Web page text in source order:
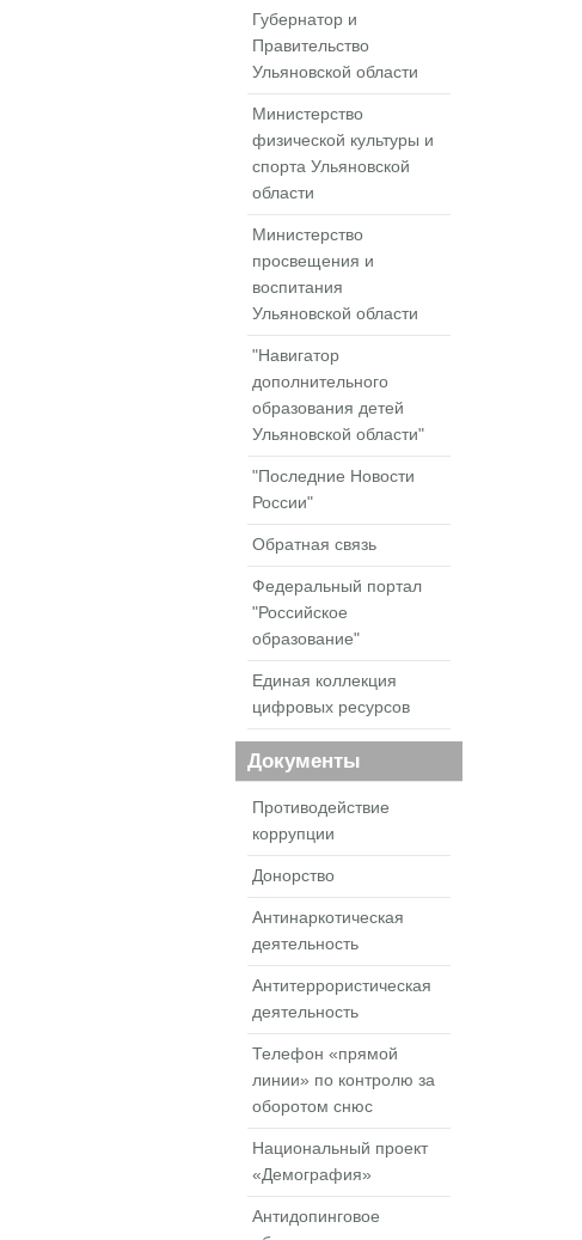
Губернатор и
Правительство
Ульяновской области
Министерство
физической культуры и
спорта Ульяновской
области
Министерство
просвещения и
воспитания
Ульяновской области
"Навигатор
дополнительного
образования детей
Ульяновской области"
"Последние Новости
России"
Обратная связь
Федеральный портал
"Российское
образование"
Единая коллекция
цифровых ресурсов
Документы
Противодействие
коррупции
Донорство
Антинаркотическая
деятельность
Антитеррористическая
деятельность
Телефон «прямой
линии» по контролю за
оборотом снюс
Национальный проект
«Демография»
Антидопинговое